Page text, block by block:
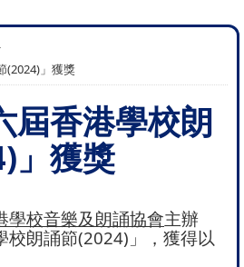
(2024)」獲獎
屆香港學校朗
」獲獎
學校音樂及朗誦協會主辦
校朗誦節(2024)」，獲得以